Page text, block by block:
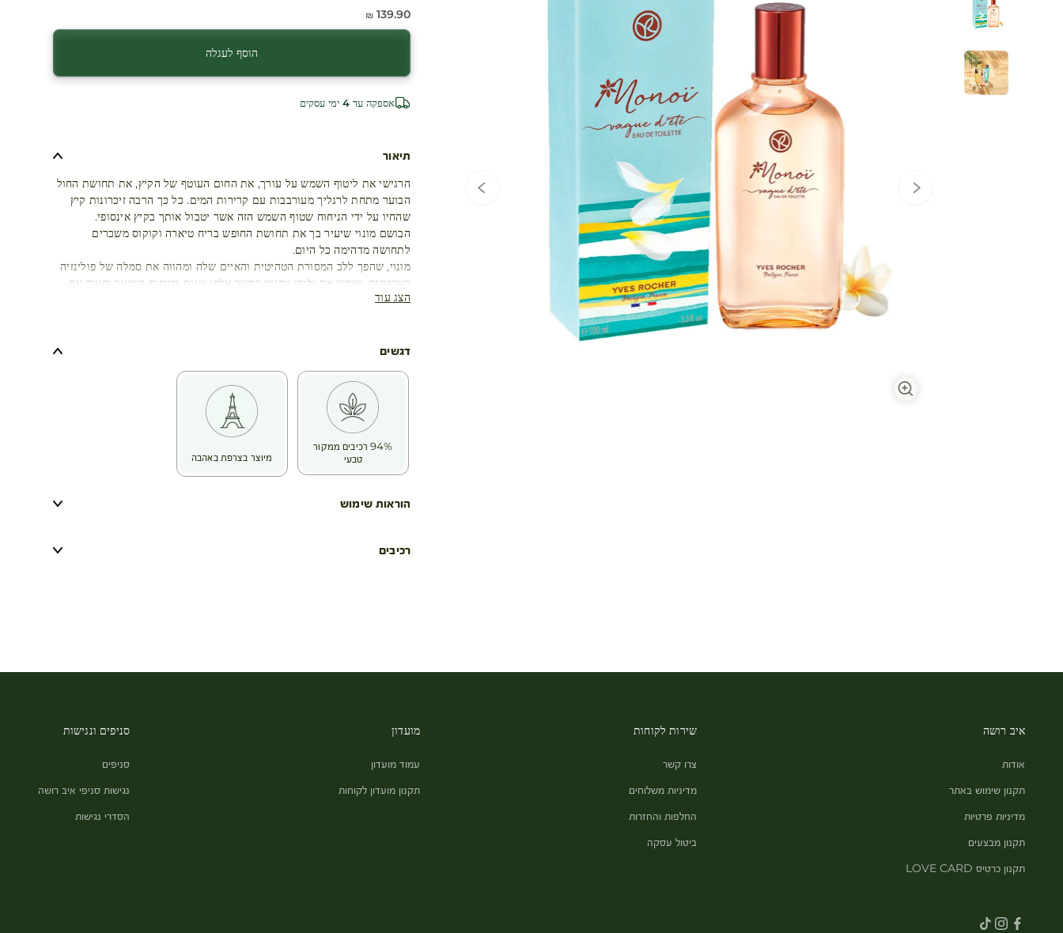
מחיר מבצע
139.90 ₪
הוסף לעגלה
אספקה עד 4 ימי עסקים
תיאור
הרגישי את ליטוף השמש על עורך, את החום העוטף של הקיץ, את תחושת החול
הבוער מתחת לרגליך מעורבבות עם קרירות המים. כל כך הרבה זיכרונות קיץ
שהחיו על ידי הניחוח שטוף השמש הזה אשר יטבול אותך בקיץ אינסופי.
הבושם מונוי שיעיר בך את תחושת החופש בריח טיארה וקוקוס משכרים
לתחושה מדהימה כל היום.
מונוי, שהפך ללב המסורת הטהיטית והאיים שלה ומהווה את סמלה של פולינזיה
הצרפתית, שימש את ילידי טהיטי במשך אלפי שנים בטיפוח השיער והעור עם
אפקט ריכוך העור וההזנה שלו.
• אלכוהול בוטני (77%)
• נבדק דרמטולוגית
• בקבוק זכוכית שניתן למיחזור ללא הגבלת זמן
הצג עוד
דגשים
94% רכיבים ממקור
טבעי
מיוצר בצרפת באהבה
הוראות שימוש
רכיבים
איב רושה
אודות
תקנון שימוש באתר
מדיניות פרטיות
תקנון מבצעים
תקנון כרטיס LOVE CARD
שירות לקוחות
צרו קשר
מדיניות משלוחים
החלפות והחזרות
ביטול עסקה
מועדון
עמוד מועדון
תקנון מועדון לקוחות
סניפים ונגישות
סניפים
נגישות סניפי איב רושה
הסדרי נגישות